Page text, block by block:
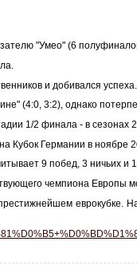
"Умео" (6
и добивался
(4:0, 3:2), однако
1/2 финала - в
Кубок Германии в
9 побед, 3 ничьих и
чемпиона Европы